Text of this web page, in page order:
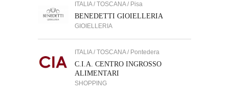
ITALIA / TOSCANA / Pisa
BENEDETTI GIOIELLERIA
GIOIELLERIA
ITALIA / TOSCANA / Pontedera
C.I.A. CENTRO INGROSSO
ALIMENTARI
SHOPPING